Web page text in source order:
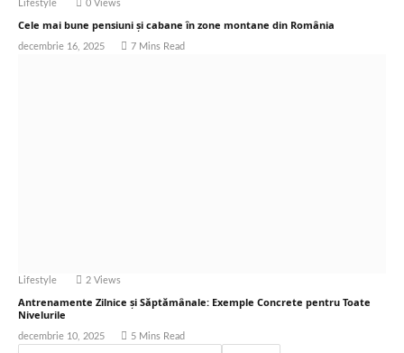
Lifestyle 0 Views
Cele mai bune pensiuni și cabane în zone montane din România
decembrie 16, 2025 7 Mins Read
Lifestyle 2 Views
Antrenamente Zilnice și Săptămânale: Exemple Concrete pentru Toate
Nivelurile
decembrie 10, 2025 5 Mins Read